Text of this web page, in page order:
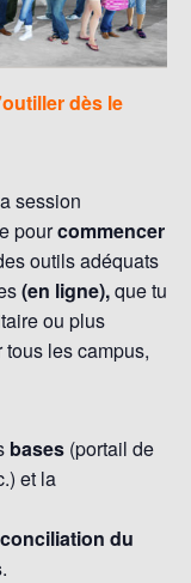
dès le
session
pourcommencer
outils adéquats
(en ligne),que tu
ou plus
tous les campus,
bases (portail de
et la
conciliation du
.